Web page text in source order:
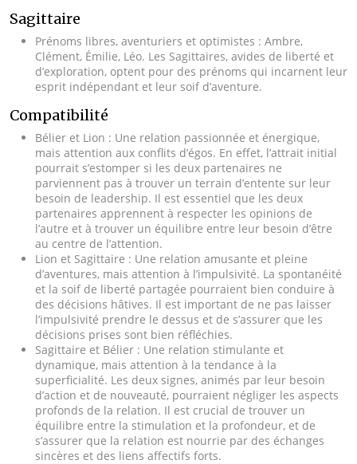
Sagittaire
Prénoms libres, aventuriers et optimistes : Ambre,
Clément, Émilie, Léo. Les Sagittaires, avides de liberté et
d’exploration, optent pour des prénoms qui incarnent leur
esprit indépendant et leur soif d’aventure.
Compatibilité
Bélier et Lion : Une relation passionnée et énergique,
mais attention aux conflits d’égos. En effet, l’attrait initial
pourrait s’estomper si les deux partenaires ne
parviennent pas à trouver un terrain d’entente sur leur
besoin de leadership. Il est essentiel que les deux
partenaires apprennent à respecter les opinions de
l’autre et à trouver un équilibre entre leur besoin d’être
au centre de l’attention.
Lion et Sagittaire : Une relation amusante et pleine
d’aventures, mais attention à l’impulsivité. La spontanéité
et la soif de liberté partagée pourraient bien conduire à
des décisions hâtives. Il est important de ne pas laisser
l’impulsivité prendre le dessus et de s’assurer que les
décisions prises sont bien réfléchies.
Sagittaire et Bélier : Une relation stimulante et
dynamique, mais attention à la tendance à la
superficialité. Les deux signes, animés par leur besoin
d’action et de nouveauté, pourraient négliger les aspects
profonds de la relation. Il est crucial de trouver un
équilibre entre la stimulation et la profondeur, et de
s’assurer que la relation est nourrie par des échanges
sincères et des liens affectifs forts.